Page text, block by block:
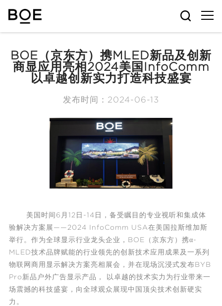
BOE（京东方）携MLED新品及创新
商显应用亮相2024美国InfoComm
以卓越创新实力打造科技盛宴
发布时间：2024-06-13
美国时间6月12日-14日，备受瞩目的专业视听和集成体
验解决方案展——2024 InfoComm USA在美国拉斯维加斯
举行。作为全球显示行业龙头企业，BOE（京东方）携α-
MLED技术品牌赋能的行业领先的创新技术应用成果及一系列
物联网商用显示解决方案亮相展会，并在现场沉浸式发布BYB
Pro新品户外广告显示产品， 以卓越的技术实力为行业带来一
场震撼的科技盛宴，向全球观众展现中国顶尖技术创新硬实
力。